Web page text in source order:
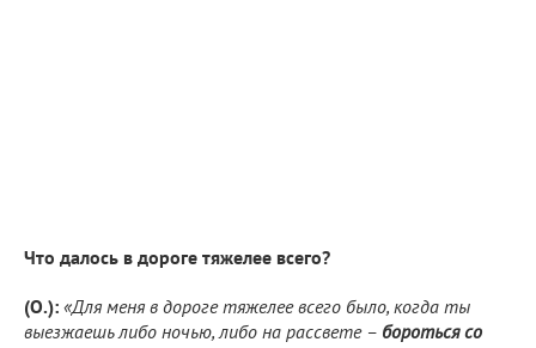
Что далось в дороге тяжелее всего?
(О.): «Для меня в дороге тяжелее всего было, когда ты
выезжаешь либо ночью, либо на рассвете – бороться со